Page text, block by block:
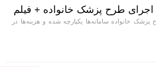
اجرای طرح پزشک خانواده + فیلم
خانواده سامانه‌ها یکپارچه شده و هزینه‌ها در